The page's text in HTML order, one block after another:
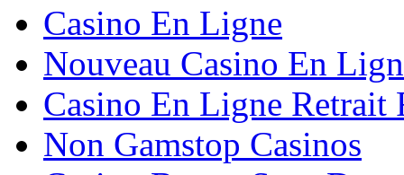
Casino En Ligne
Nouveau Casino En
Casino En Ligne Retrait
Non Gamstop Casinos